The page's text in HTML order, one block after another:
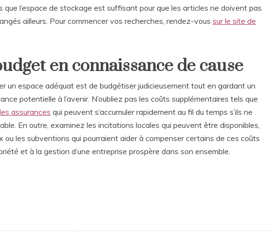
que l’espace de stockage est suffisant pour que les articles ne doivent pas
ailleurs. Pour commencer vos recherches, rendez-vous sur le site de
en connaissance de cause
un espace adéquat est de budgétiser judicieusement tout en gardant un
potentielle à l’avenir. N’oubliez pas les coûts supplémentaires tels que
assurances qui peuvent s’accumuler rapidement au fil du temps s’ils ne
En outre, examinez les incitations locales qui peuvent être disponibles,
ou les subventions qui pourraient aider à compenser certains de ces coûts
et à la gestion d’une entreprise prospère dans son ensemble.